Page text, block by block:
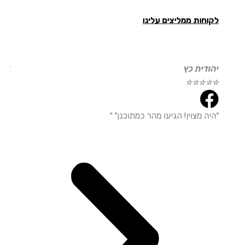
ממליצים עלינו
כץ
☆
☆
☆
מצוין! הגיעו מהר כמתוכנן" "
דוד
☆